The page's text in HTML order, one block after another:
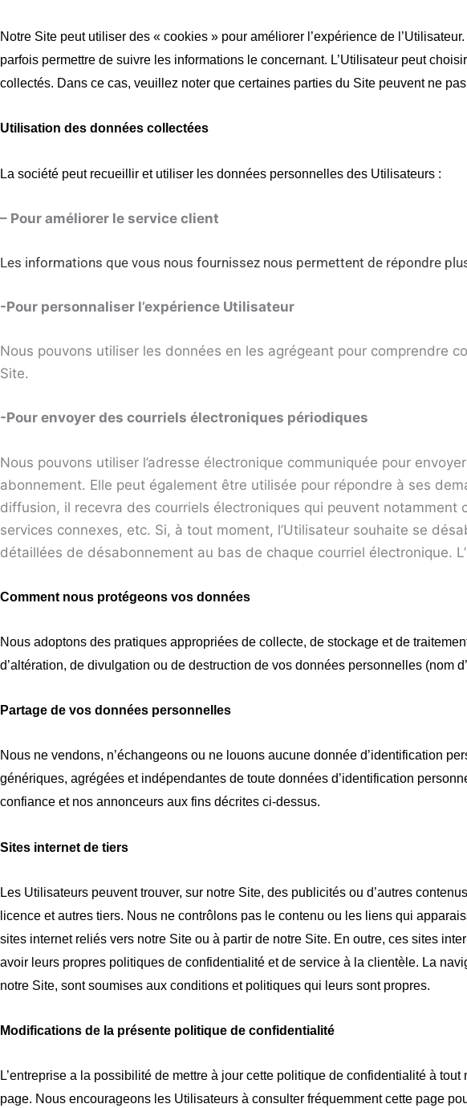
Notre Site peut utiliser des « cookies » pour améliorer l’expérience de
parfois permettre de suivre les informations le concernant. L’Utilisateur peut
collectés. Dans ce cas, veuillez noter que certaines parties du Site peuvent ne
Utilisation des données collectées
La société peut recueillir et utiliser les données personnelles des Utilisateurs :
– Pour améliorer le service client
Les informations que vous nous fournissez nous permettent de répondre
-Pour personnaliser l’expérience Utilisateur
Nous pouvons utiliser les données en les agrégeant pour comprendre
Site.
-Pour envoyer des courriels électroniques périodiques
Nous pouvons utiliser l’adresse électronique communiquée pour
abonnement. Elle peut également être utilisée pour répondre à ses
diffusion, il recevra des courriels électroniques qui peuvent
services connexes, etc. Si, à tout moment, l’Utilisateur souhaite se
détaillées de désabonnement au bas de chaque courriel électronique.
Comment nous protégeons vos données
Nous adoptons des pratiques appropriées de collecte, de stockage et de
d’altération, de divulgation ou de destruction de vos données personnelles (nom
Partage de vos données personnelles
Nous ne vendons, n’échangeons ou ne louons aucune donnée d’identification
génériques, agrégées et indépendantes de toute données d’identification
confiance et nos annonceurs aux fins décrites ci-dessus.
Sites internet de tiers
Les Utilisateurs peuvent trouver, sur notre Site, des publicités ou d’autres
licence et autres tiers. Nous ne contrôlons pas le contenu ou les liens qui
sites internet reliés vers notre Site ou à partir de notre Site. En outre, ces sites
avoir leurs propres politiques de confidentialité et de service à la clientèle. La
notre Site, sont soumises aux conditions et politiques qui leurs sont propres.
Modifications de la présente politique de confidentialité
L’entreprise a la possibilité de mettre à jour cette politique de confidentialité à
page. Nous encourageons les Utilisateurs à consulter fréquemment cette page